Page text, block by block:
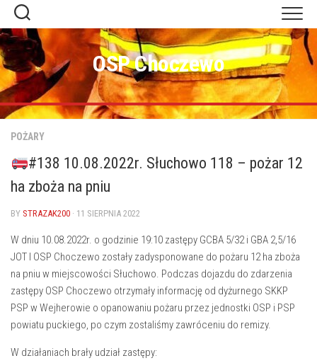
Skip
content
OSP Choczewo
POŻARY
#138 10.08.2022r. Słuchowo 118 – pożar 12
ha zboża na pniu
BY STRAZAK200 · 11 SIERPNIA 2022
W dniu 10.08.2022r. o godzinie 19:10 zastępy GCBA 5/32 i GBA 2,5/16
JOT I OSP Choczewo zostały zadysponowane do pożaru 12 ha zboża
na pniu w miejscowości Słuchowo. Podczas dojazdu do zdarzenia
zastępy OSP Choczewo otrzymały informację od dyżurnego SKKP
PSP w Wejherowie o opanowaniu pożaru przez jednostki OSP i PSP
powiatu puckiego, po czym zostaliśmy zawróceniu do remizy.
W działaniach brały udział zastępy: